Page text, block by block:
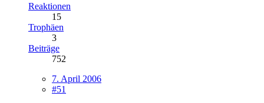
Reaktionen
15
Trophäen
3
Beiträge
752
7. April 2006
#51